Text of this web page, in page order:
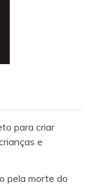
para criar
e
pela morte do